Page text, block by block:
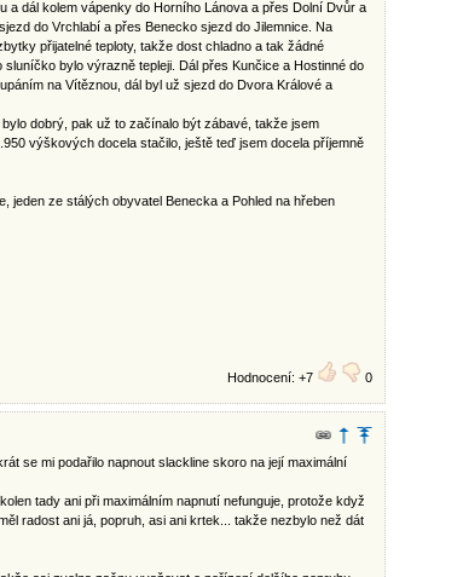
a dál kolem vápenky do Horního Lánova a přes Dolní Dvůr a
do Vrchlabí a přes Benecko sjezd do Jilemnice. Na
přijatelné teploty, takže dost chladno a tak žádné
bylo výrazně tepleji. Dál přes Kunčice a Hostinné do
na Vítěznou, dál byl už sjezd do Dvora Králové a
dobrý, pak už to začínalo být zábavé, takže jsem
výškových docela stačilo, ještě teď jsem docela příjemně
jeden ze stálých obyvatel Benecka a Pohled na hřeben
Hodnocení: +7 0
se mi podařilo napnout slackline skoro na její maximální
tady ani při maximálním napnutí nefunguje, protože když
radost ani já, popruh, asi ani krtek... takže nezbylo než dát